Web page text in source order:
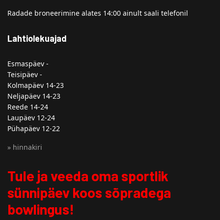
Radade broneerimine alates 14:00 ainult saali telefonil
Lahtiolekuajad
Esmaspäev -
Teisipäev -
Kolmapäev 14-23
Neljapäev 14-23
Reede 14-24
Laupäev 12-24
Pühapäev 12-22
» hinnakiri
Tule ja veeda oma sportlik
sünnipäev koos sõpradega
bowlingus!